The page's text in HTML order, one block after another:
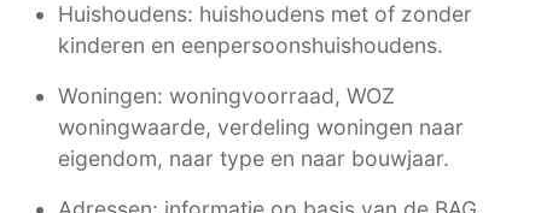
Huishoudens: huishoudens met of zonder
kinderen en eenpersoonshuishoudens.
Woningen: woningvoorraad, WOZ
woningwaarde, verdeling woningen naar
eigendom, naar type en naar bouwjaar.